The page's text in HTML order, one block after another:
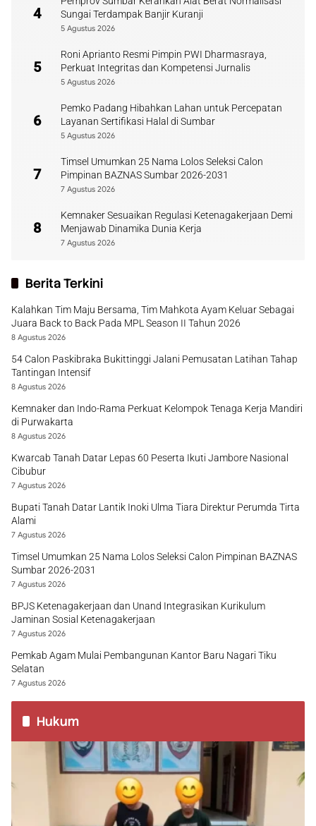
4
Sungai Terdampak Banjir Kuranji
5 Agustus 2026
5
Roni Aprianto Resmi Pimpin PWI Dharmasraya,
Perkuat Integritas dan Kompetensi Jurnalis
5 Agustus 2026
6
Pemko Padang Hibahkan Lahan untuk Percepatan
Layanan Sertifikasi Halal di Sumbar
5 Agustus 2026
7
Timsel Umumkan 25 Nama Lolos Seleksi Calon
Pimpinan BAZNAS Sumbar 2026-2031
7 Agustus 2026
8
Kemnaker Sesuaikan Regulasi Ketenagakerjaan Demi
Menjawab Dinamika Dunia Kerja
7 Agustus 2026
Berita Terkini
Kalahkan Tim Maju Bersama, Tim Mahkota Ayam Keluar Sebagai
Juara Back to Back Pada MPL Season II Tahun 2026
8 Agustus 2026
54 Calon Paskibraka Bukittinggi Jalani Pemusatan Latihan Tahap
Tantingan Intensif
8 Agustus 2026
Kemnaker dan Indo-Rama Perkuat Kelompok Tenaga Kerja Mandiri
di Purwakarta
8 Agustus 2026
Kwarcab Tanah Datar Lepas 60 Peserta Ikuti Jambore Nasional
Cibubur
7 Agustus 2026
Bupati Tanah Datar Lantik Inoki Ulma Tiara Direktur Perumda Tirta
Alami
7 Agustus 2026
Timsel Umumkan 25 Nama Lolos Seleksi Calon Pimpinan BAZNAS
Sumbar 2026-2031
7 Agustus 2026
BPJS Ketenagakerjaan dan Unand Integrasikan Kurikulum
Jaminan Sosial Ketenagakerjaan
7 Agustus 2026
Pemkab Agam Mulai Pembangunan Kantor Baru Nagari Tiku
Selatan
7 Agustus 2026
Hukum